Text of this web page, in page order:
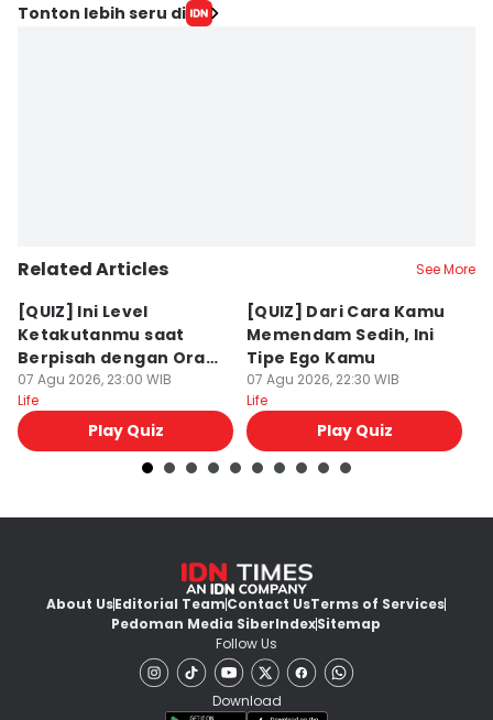
Tonton lebih seru di
Related Articles See More
[QUIZ] Ini Level
Ketakutanmu saat
Berpisah dengan Orang
Lain
07 Agu 2026, 23:00 WIB
Life
Play Quiz
[QUIZ] Dari Cara Kamu
Memendam Sedih, Ini
Tipe Ego Kamu
07 Agu 2026, 22:30 WIB
Life
Play Quiz
About UsEditorial TeamContact UsTerms of Services
Pedoman Media SiberIndexSitemap
Follow Us
Download